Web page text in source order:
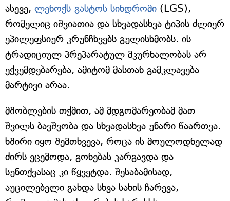
ასევე, ლენოქს-გასტოს სინდრომი (LGS),
რომელიც იშვიათია და სხვადასხვა ტიპის ძლიერ
ეპილეფსიურ კრუნჩხვებს გულისხმობს. ის
ტრადიციულ პრეპარატულ მკურნალობას არ
ექვემდებარება, ამიტომ მასთან გამკლავება
მარტივი არაა.
მშობლების თქმით, ამ მდგომარეობამ მათ
შვილს ბავშვობა და სხვადასხვა უნარი წაართვა.
ხშირი იყო შემთხვევა, როცა ის მოულოდნელად
ძირს ეცემოდა, გონებას კარგავდა და
სუნთქვასაც კი წყვეტდა. შესაბამისად,
აუცილებელი გახდა სხვა სახის ჩარევა,